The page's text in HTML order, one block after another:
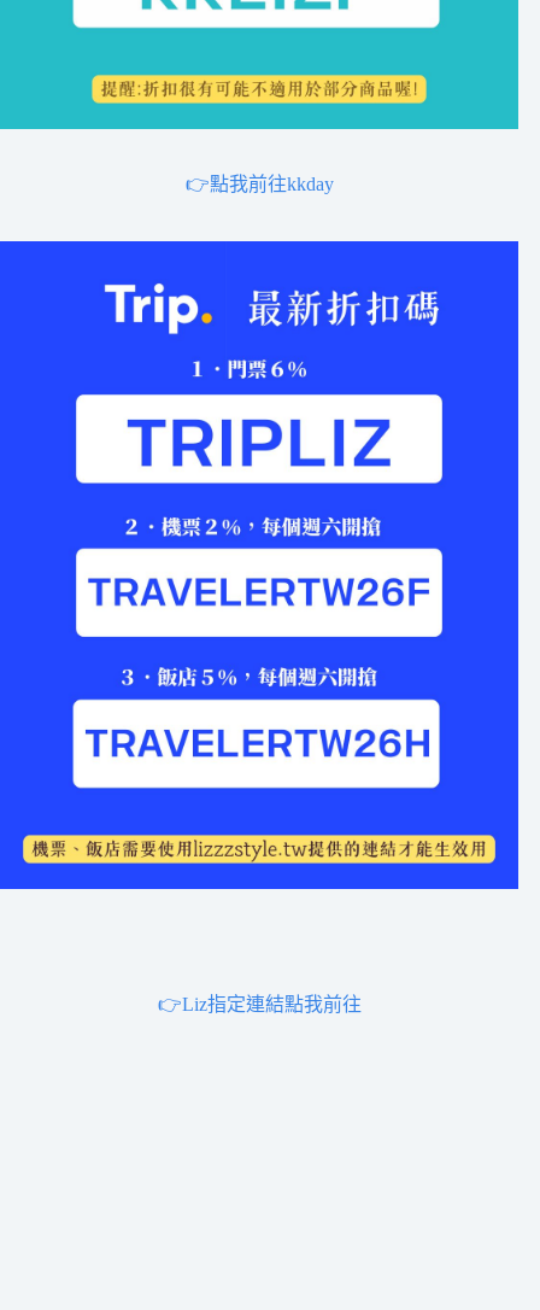
👉點我前往kkday
👉Liz指定連結點我前往